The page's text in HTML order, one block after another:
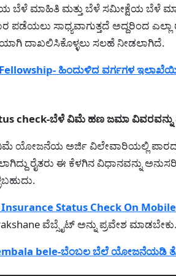
ಮಾಹಿತಿ ಮತ್ತು ಬೆಳೆ ಸಮೀಕ್ಷೆಯ ಬೆಳೆ
ಸಾಧ್ಯವಾಗುತ್ತದೆ ಅದ್ದರಿಂದ ಎಲ್ಲಾ
ದಾಖಲಿಸಿಕೊಳ್ಳಲು ಸಲಹೆ ನೀಡಲಾಗಿದೆ.
ಹಿಂದುಳಿದ ವರ್ಗಗಳ
check-ಬೆಳೆ ವಿಮೆ ಹಣ ಜಮಾ
ಯೋಜನೆಯ ಅರ್ಜಿ ವಿಲೇವಾರಿಯಲ್ಲಿ
ರೈತರು ಈ ಕೆಳಗಿನ ವಿಧಾನವನ್ನು
Status Check On Mobile
ವೆಬ್ಸೈಟ್ ಅನ್ನು ಪ್ರವೇಶ ಮಾಡಬೇಕು.
bele-ಬೆಂಬಲ ಬೆಲೆ ಯೋಜನೆಯಡಿ